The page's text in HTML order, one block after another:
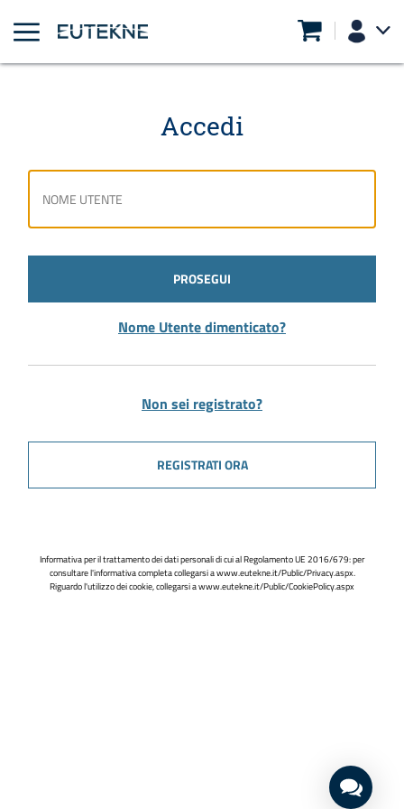
Accedi
PROSEGUI
Nome Utente dimenticato?
Non sei registrato?
REGISTRATI ORA
Informativa per il trattamento dei dati personali di cui al Regolamento UE 2016/679: per
consultare l'informativa completa collegarsi awww.eutekne.it/Public/Privacy.aspx.
Riguardo l'utilizzo dei cookie, collegarsi awww.eutekne.it/Public/CookiePolicy.aspx